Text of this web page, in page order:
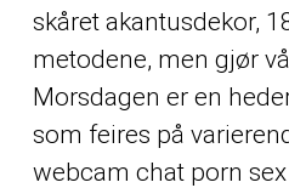
skåret akantusdekor,
metodene, men gjør
Morsdagen er en
som feires på
webcam chat porn